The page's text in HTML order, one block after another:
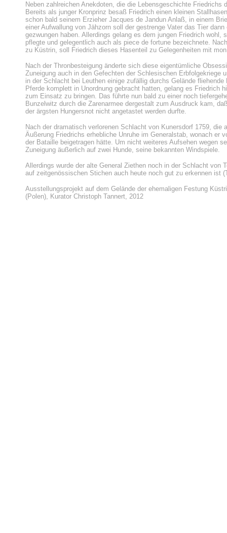
Neben zahlreichen Anekdoten, die die Lebensgeschichte
Bereits als junger Kronprinz besaß Friedrich einen kleinen
schon bald seinem Erzieher Jacques de Jandun Anlaß, in einem
einer Aufwallung von Jähzorn soll der gestrenge Vater das Tier
gezwungen haben. Allerdings gelang es dem jungen Friedrich
pflegte und gelegentlich auch als piece de fortune bezeichnete.
zu Küstrin, soll Friedrich dieses Hasenteil zu Gelegenheiten mit
Nach der Thronbesteigung änderte sich diese eigentümliche
Zuneigung auch in den Gefechten der Schlesischen
in der Schlacht bei Leuthen einige zufällig durchs Gelände
Pferde komplett in Unordnung gebracht hatten, gelang es Friedrich
zum Einsatz zu bringen. Das führte nun bald zu einer noch
Bunzelwitz durch die Zarenarmee dergestalt zum Ausdruck kam,
der ärgsten Hungersnot nicht angetastet werden durfte.
Nach der dramatisch verlorenen Schlacht von Kunersdorf 1759,
Äußerung Friedrichs erhebliche Unruhe im Generalstab, wonach
der Bataille beigetragen hätte. Um nicht weiteres Aufsehen wegen
Zuneigung äußerlich auf zwei Hunde, seine bekannten Windspiele.
Allerdings wurde der alte General Ziethen noch in der Schlacht von
auf zeitgenössischen Stichen auch heute noch gut zu erkennen ist
Ausstellungsprojekt auf dem Gelände der ehemaligen Festung
(Polen), Kurator Christoph Tannert, 2012